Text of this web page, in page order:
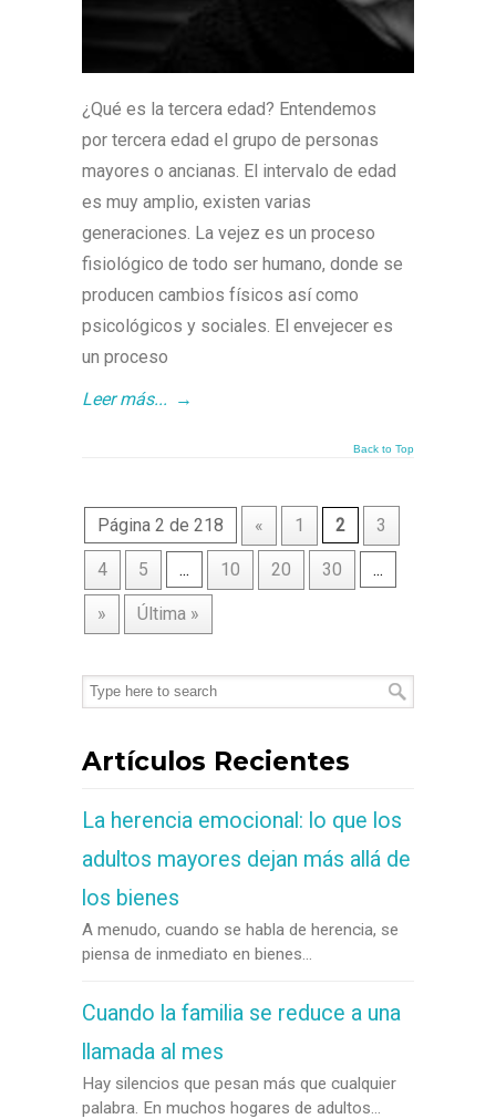
¿Qué es la tercera edad? Entendemos
por tercera edad el grupo de personas
mayores o ancianas. El intervalo de edad
es muy amplio, existen varias
generaciones. La vejez es un proceso
fisiológico de todo ser humano, donde se
producen cambios físicos así como
psicológicos y sociales. El envejecer es
un proceso
Leer más... →
Back to Top
Página 2 de 218 « 1 2 3
4 5 ... 10 20 30 ...
» Última »
Artículos Recientes
La herencia emocional: lo que los
adultos mayores dejan más allá de
los bienes
A menudo, cuando se habla de herencia, se
piensa de inmediato en bienes...
Cuando la familia se reduce a una
llamada al mes
Hay silencios que pesan más que cualquier
palabra. En muchos hogares de adultos...